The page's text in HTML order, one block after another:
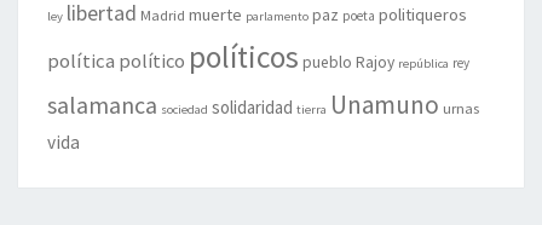
ley libertad Madrid muerte parlamento paz poeta politiqueros
política político políticos pueblo Rajoy república rey
salamanca sociedad solidaridad tierra Unamuno urnas
vida